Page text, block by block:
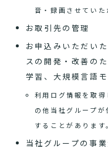
音・録画させていた
お取引先の管理
お申込みいただい
スの開発・改善の
学習、大規模言語
利用ログ情報を取
の他当社グループ
することがあります
当社グループの事